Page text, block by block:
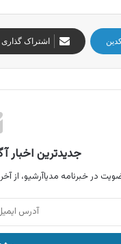
اشتراک
جدیدترین اخبار
در خبرنامه مدیاآرشیو، از